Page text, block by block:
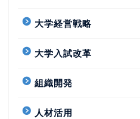
大学経営戦略
大学入試改革
組織開発
人材活用